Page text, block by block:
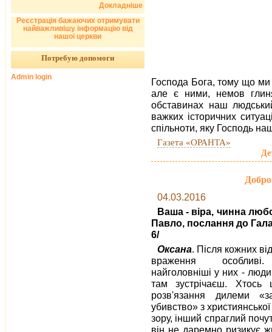
Господа Бога, тому що ми
але є ними, немов
обставинах наш
важких історичних
спільноти, яку Господь
Газета «ОРАНТА»
04.03.2016
Ваша - віра, чинна
Павло, послання до
6/
Оксана. Після кожних
враження
найголовніші у них -
там зустрічаєш. Хтось
розв'язання дилеми
убивство» з християнської
зору, інший спраглий
Докладніше
Реєстрація бажаючих отримувати
найважливішу інформацію від
нашої церкви
Потребую допомоги
Admin login